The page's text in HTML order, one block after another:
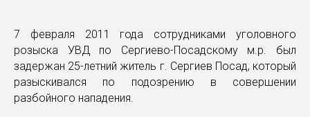
7 февраля 2011 года сотрудниками уголовного
розыска УВД по Сергиево-Посадскому м.р. был
задержан 25-летний житель г. Сергиев Посад, который
разыскивался по подозрению в совершении
разбойного нападения.